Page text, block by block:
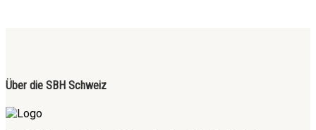
Über die SBH Schweiz